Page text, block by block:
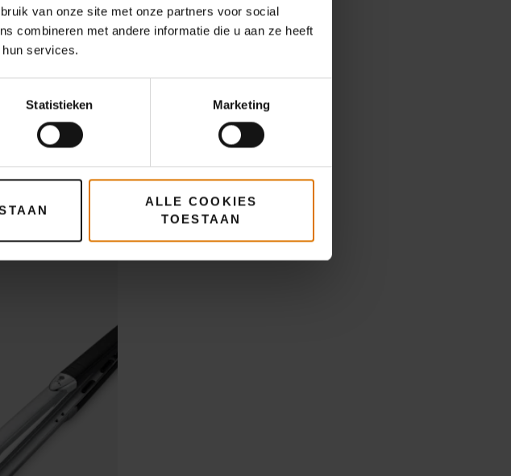
van onze site met onze partners voor social
combineren met andere informatie die u aan ze heeft
services.
Statistieken Marketing
ALLE COOKIES
TOESTAAN